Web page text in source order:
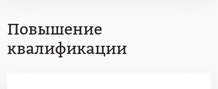
Повышение
квалификации